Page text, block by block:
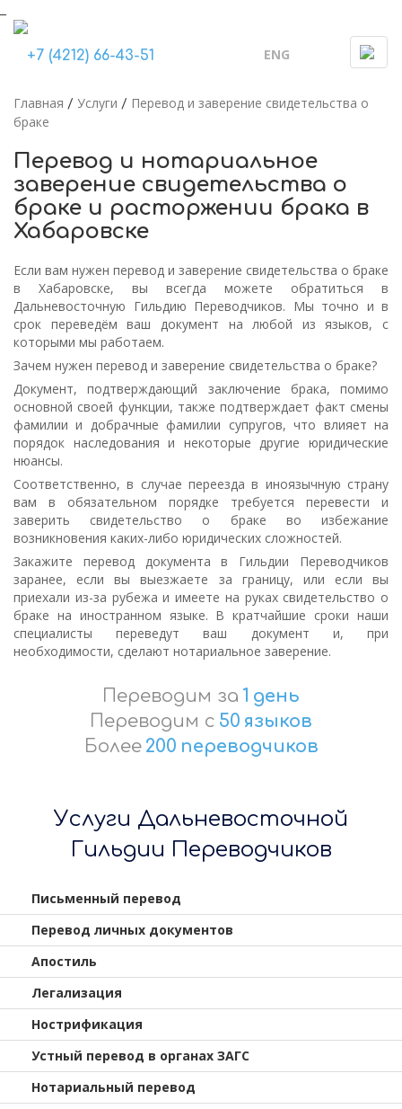
+7 (4212) 66-43-51 ENG
Главная / Услуги / Перевод и заверение свидетельства о
браке
Перевод и нотариальное
заверение свидетельства о
браке и расторжении брака в
Хабаровске
Если вам нужен перевод и заверение свидетельства о браке
в Хабаровске, вы всегда можете обратиться в
Дальневосточную Гильдию Переводчиков. Мы точно и в
срок переведём ваш документ на любой из языков, с
которыми мы работаем.
Зачем нужен перевод и заверение свидетельства о браке?
Документ, подтверждающий заключение брака, помимо
основной своей функции, также подтверждает факт смены
фамилии и добрачные фамилии супругов, что влияет на
порядок наследования и некоторые другие юридические
нюансы.
Соответственно, в случае переезда в иноязычную страну
вам в обязательном порядке требуется перевести и
заверить свидетельство о браке во избежание
возникновения каких-либо юридических сложностей.
Закажите перевод документа в Гильдии Переводчиков
заранее, если вы выезжаете за границу, или если вы
приехали из-за рубежа и имеете на руках свидетельство о
браке на иностранном языке. В кратчайшие сроки наши
специалисты переведут ваш документ и, при
необходимости, сделают нотариальное заверение.
Переводим за 1 день
Переводим с 50 языков
Более 200 переводчиков
Услуги Дальневосточной
Гильдии Переводчиков
Письменный перевод
Перевод личных документов
Апостиль
Легализация
Нострификация
Устный перевод в органах ЗАГС
Нотариальный перевод